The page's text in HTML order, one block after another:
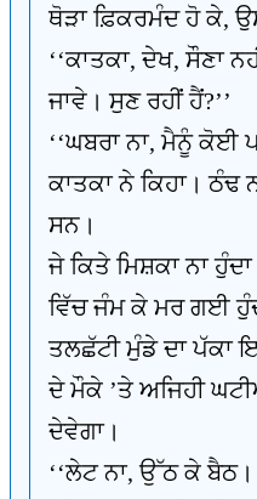
ਥੋੜਾ ਫ਼ਿਕਰਮੰਦ ਹੋ ਕੇ,
‘‘ਕਾਤਕਾ, ਦੇਖ, ਸੌਣਾ
ਜਾਵੇ। ਸੁਣ ਰਹੀਂ ਹੈਂ?’’
‘‘ਘਬਰਾ ਨਾ, ਮੈਨੂੰ ਕੋਈ
ਕਾਤਕਾ ਨੇ ਕਿਹਾ।
ਸਨ।
ਜੇ ਕਿਤੇ ਮਿਸ਼ਕਾ ਨਾ
ਵਿੱਚ ਜੰਮ ਕੇ ਮਰ ਗਈ
ਤਲਛੱਟੀ ਮੁੰਡੇ ਦਾ ਪੱਕਾ
ਦੇ ਮੌਕੇ ’ਤੇ ਅਜਿਹੀ
ਦੇਵੇਗਾ।
‘‘ਲੇਟ ਨਾ, ਉੱਠ ਕੇ ਬੈਠ।